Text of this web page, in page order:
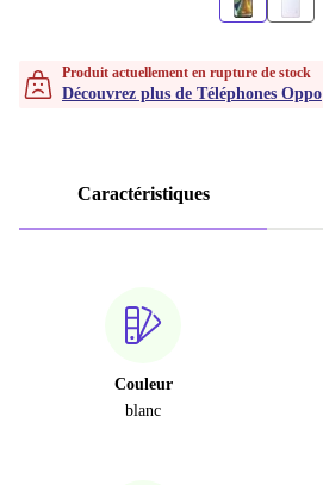
Produit actuellement en rupture de stock
Découvrez plus de Téléphones Oppo
Caractéristiques
Couleur
blanc